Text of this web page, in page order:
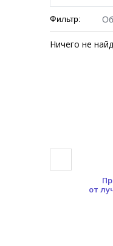
Фильтр:
Ничего не
от